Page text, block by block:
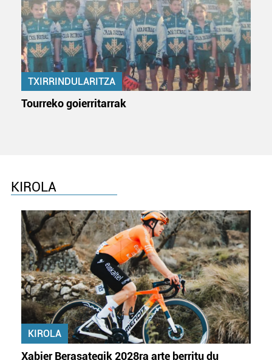
pertsonalizatuak eskaintzeko, iragarkiak eta edukia
neurtzeko, jendeari buruzko informazioa biltzeko eta
produktuak garatzeko. Zure datuak nork eta zertarako
erabiltzen dituen hauta dezakezu.
Bazkide batzuek ez dizute baimenik eskatzen, eta beren
interes komertzial legitimoetan babesten dira. Ikusi gure
bazkideen zerrenda, beren ustez zein helburutarako
buruzko informazio gehiago eta ezarri zure lehentasunak
datuen atalean. Edozein unetan alda edo ken dezakezu
zure baimena Cookieen adierazpenean.
Webgune honek cookie propioak eta hirugarrenen cookie-
fitxategiak erabiltzen ditu. Zure esperientzia eta
zerbitzuak hobetzeko asmoz, cookie teknologiaz
baliatzen gara. Ohar hau onartuz gero, teknologia hori
erabiltzeko baimen esplizitua ematen diguzu.Gehiago
irakurri
TXIRRINDULARITZA
Tourreko goierritarrak
KIROLA
KIROLA
Xabier Berasategik 2028ra arte berritu du